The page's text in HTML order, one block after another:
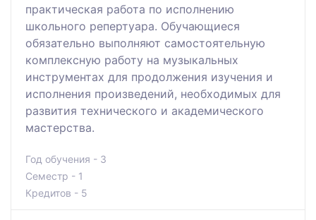
практическая работа по исполнению
школьного репертуара. Обучающиеся
обязательно выполняют самостоятельную
комплексную работу на музыкальных
инструментах для продолжения изучения и
исполнения произведений, необходимых для
развития технического и академического
мастерства.
Год обучения - 3
Семестр - 1
Кредитов - 5